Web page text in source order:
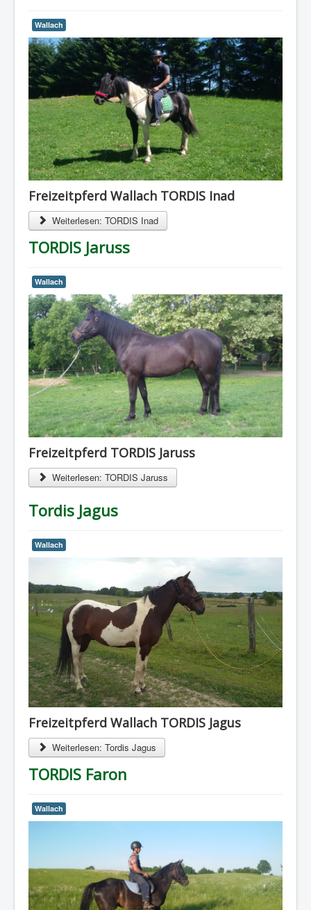
Wallach
Freizeitpferd Wallach TORDIS Inad
Weiterlesen: TORDIS Inad
TORDIS Jaruss
Wallach
Freizeitpferd TORDIS Jaruss
Weiterlesen: TORDIS Jaruss
Tordis Jagus
Wallach
Freizeitpferd Wallach TORDIS Jagus
Weiterlesen: Tordis Jagus
TORDIS Faron
Wallach